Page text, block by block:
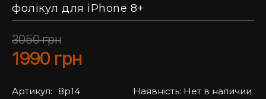
фолікул для iPhone 8+
3050грн
1990 грн
Артикул: 8p14 Наявність: Нет в наличии